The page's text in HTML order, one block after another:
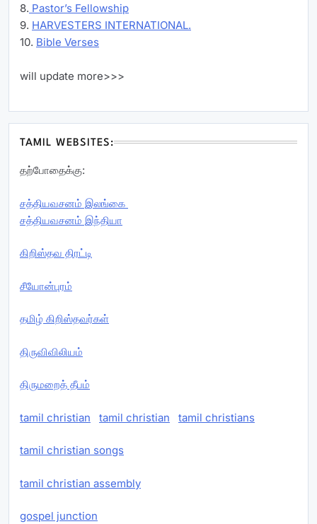
8. Pastor’s Fellowship
9. HARVESTERS INTERNATIONAL.
10. Bible Verses
will update more>>>
TAMIL WEBSITES:
தற்போதைக்கு:
சத்தியவசனம் இலங்கை
சத்தியவசனம் இந்தியா
கிறிஸ்தவ திரட்டி
சீயோன்புரம்
தமிழ் கிறிஸ்தவர்கள்
திருவிவிலியம்
திருமறைத் தீபம்
tamil christian tamil christian tamil christians
tamil christian songs
tamil christian assembly
gospel junction